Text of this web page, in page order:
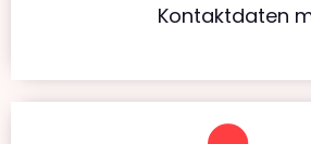
Kontaktdaten